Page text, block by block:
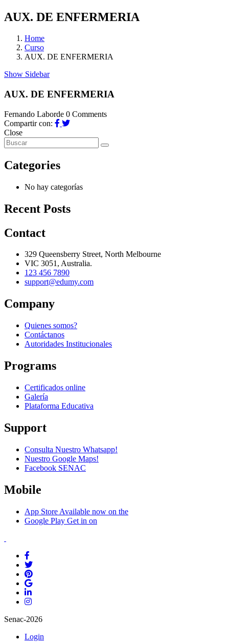
AUX. DE ENFERMERIA
Home
Curso
AUX. DE ENFERMERIA
Show Sidebar
AUX. DE ENFERMERIA
Fernando Laborde 0 Comments
Compartir con:
Close
Categories
No hay categorías
Recent Posts
Contact
329 Queensberry Street, North Melbourne
VIC 3051, Australia.
123 456 7890
support@edumy.com
Company
Quienes somos?
Contáctanos
Autoridades Institucionales
Programs
Certificados online
Galería
Plataforma Educativa
Support
Consulta Nuestro Whatsapp!
Nuestro Google Maps!
Facebook SENAC
Mobile
App Store Available now on the
Google Play Get in on
Senac-2026
Login